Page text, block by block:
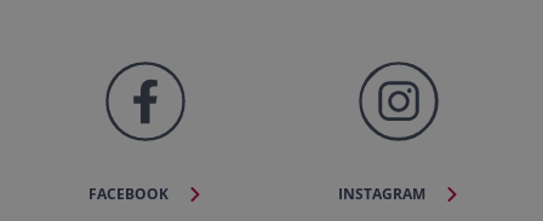
FACEBOOK INSTAGRAM